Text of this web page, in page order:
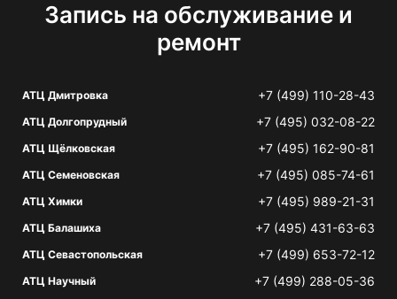
Запись на обслуживание и
ремонт
АТЦ Дмитровка +7 (499) 110-28-43
АТЦ Долгопрудный +7 (495) 032-08-22
АТЦ Щёлковская +7 (495) 162-90-81
АТЦ Семеновская +7 (495) 085-74-61
АТЦ Химки +7 (495) 989-21-31
АТЦ Балашиха +7 (495) 431-63-63
АТЦ Севастопольская +7 (499) 653-72-12
АТЦ Научный +7 (499) 288-05-36